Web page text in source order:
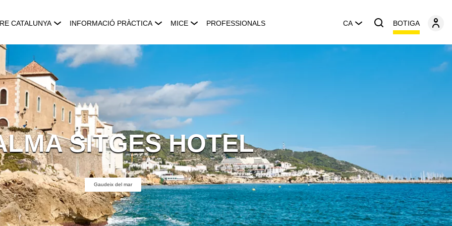
CATALUNYA INFORMACIÓ PRÀCTICA MICE PROFESSIONALS CA BOTIGA
SITGES HOTEL
Gaudeix del mar